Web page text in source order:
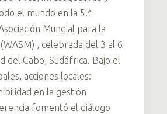
el mundo en la 5.ª
Mundial para la
, celebrada del 3 al 6
del Cabo, Sudáfrica. Bajo el
acciones locales:
en la gestión
fomentó el diálogo